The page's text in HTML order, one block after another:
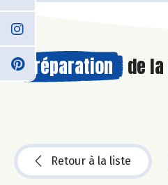
Préparation de la
Retour à la liste